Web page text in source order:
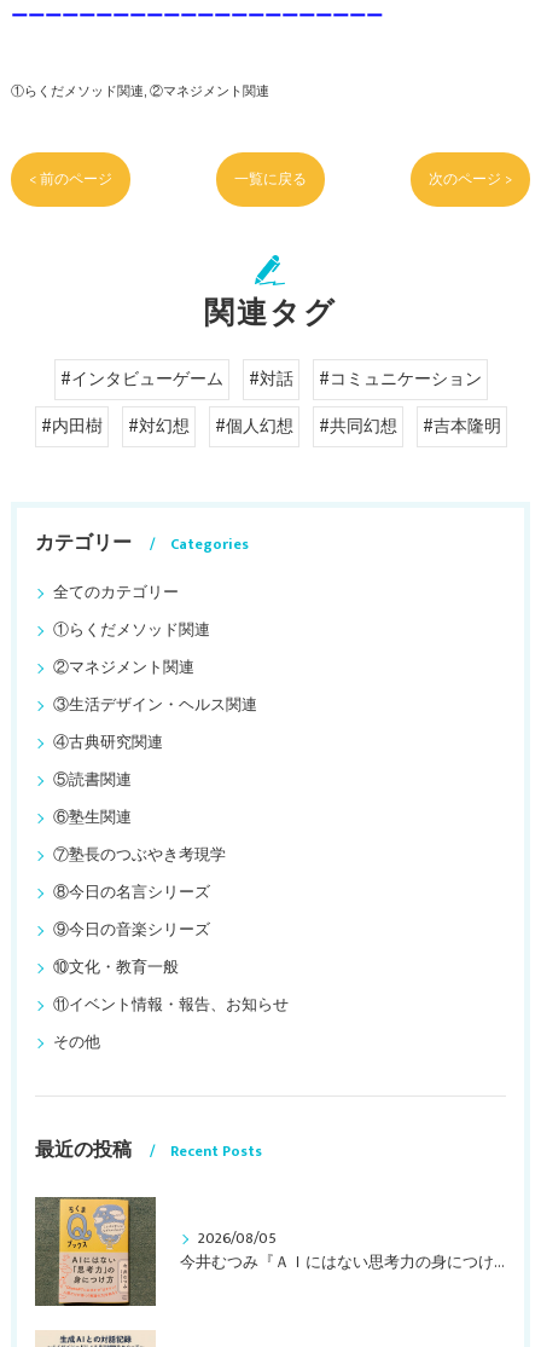
ーーーーーーーーーーーーーーーーーーーーーー
①らくだメソッド関連 ②マネジメント関連
< 前のページ 一覧に戻る 次のページ >
関連タグ
#インタビューゲーム #対話
#コミュニケーション
#内田樹
#対幻想 #個人幻想 #共同幻想 #吉本隆明
カテゴリー
Categories
全てのカテゴリー
①らくだメソッド関連
②マネジメント関連
③生活デザイン・ヘルス関連
④古典研究関連
⑤読書関連
⑥塾生関連
⑦塾長のつぶやき考現学
⑧今日の名言シリーズ
⑨今日の音楽シリーズ
⑩文化・教育一般
⑪イベント情報・報告、お知らせ
その他
最近の投稿 Recent Posts
2026/08/05
今井むつみ『ＡＩにはない思考力の身につけ方 ことばの学びはなぜ大切なのか？』